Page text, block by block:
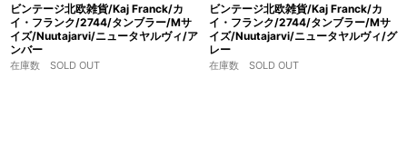
ビンテージ北欧雑貨/Kaj Franck/カ
イ・フランク/2744/タンブラー/Mサ
イズ/Nuutajarvi/ニュータヤルヴィ/ア
ンバー
在庫数 SOLD OUT
ビンテージ北欧雑貨/Kaj Franck/カ
イ・フランク/2744/タンブラー/Mサ
イズ/Nuutajarvi/ニュータヤルヴィ/グ
レー
在庫数 SOLD OUT